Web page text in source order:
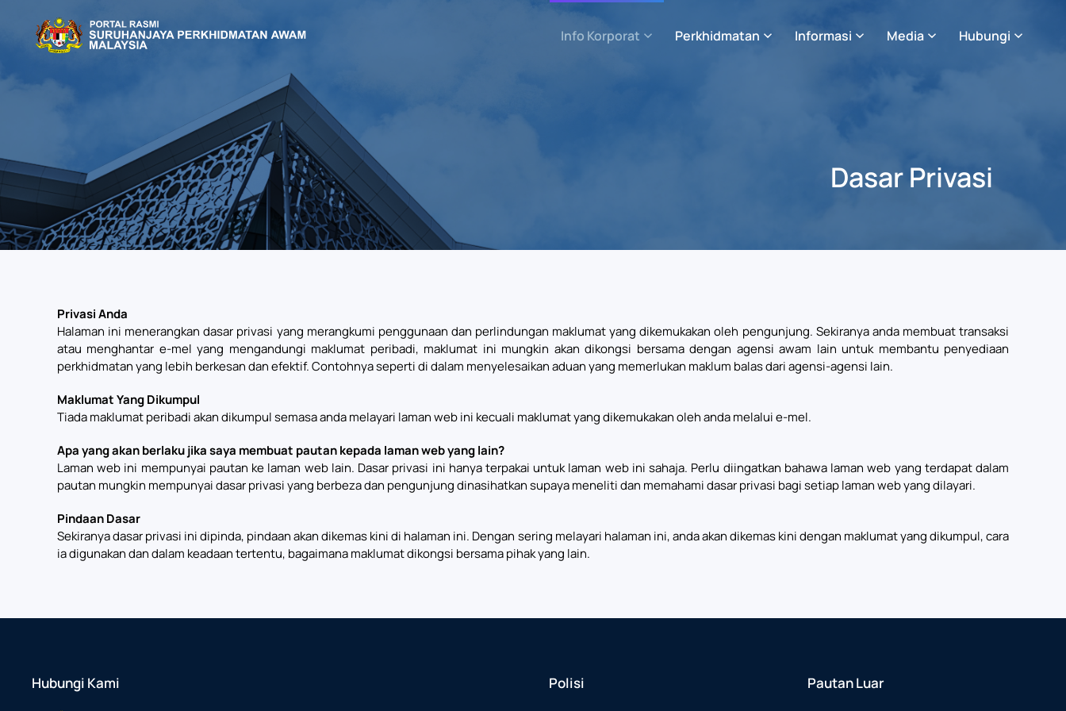
Skip to main content
Info Korporat Perkhidmatan Informasi Media Hubungi
Dasar Privasi
Privasi Anda
Halaman ini menerangkan dasar privasi yang merangkumi penggunaan dan perlindungan maklumat yang dikemukakan oleh pengunjung. Sekiranya anda membuat transaksi
atau menghantar e-mel yang mengandungi maklumat peribadi, maklumat ini mungkin akan dikongsi bersama dengan agensi awam lain untuk membantu penyediaan
perkhidmatan yang lebih berkesan dan efektif. Contohnya seperti di dalam menyelesaikan aduan yang memerlukan maklum balas dari agensi-agensi lain.
Maklumat Yang Dikumpul
Tiada maklumat peribadi akan dikumpul semasa anda melayari laman web ini kecuali maklumat yang dikemukakan oleh anda melalui e-mel.
Apa yang akan berlaku jika saya membuat pautan kepada laman web yang lain?
Laman web ini mempunyai pautan ke laman web lain. Dasar privasi ini hanya terpakai untuk laman web ini sahaja. Perlu diingatkan bahawa laman web yang terdapat dalam
pautan mungkin mempunyai dasar privasi yang berbeza dan pengunjung dinasihatkan supaya meneliti dan memahami dasar privasi bagi setiap laman web yang dilayari.
Pindaan Dasar
Sekiranya dasar privasi ini dipinda, pindaan akan dikemas kini di halaman ini. Dengan sering melayari halaman ini, anda akan dikemas kini dengan maklumat yang dikumpul, cara
ia digunakan dan dalam keadaan tertentu, bagaimana maklumat dikongsi bersama pihak yang lain.
Hubungi Kami Polisi Pautan Luar